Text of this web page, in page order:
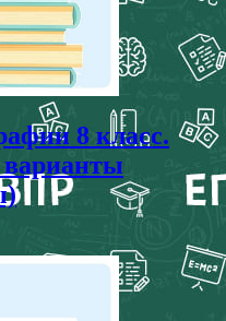
8 класс.